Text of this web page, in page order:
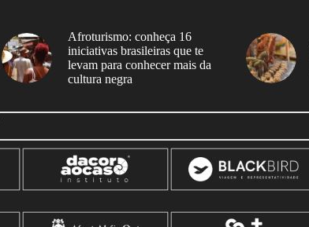
Afroturismo: conheça 16
iniciativas brasileiras que te
levam para conhecer mais da
cultura negra